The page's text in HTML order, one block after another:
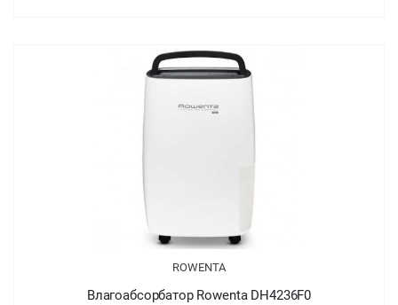
ROWENTA
Влагоабсорбатор Rowenta DH4236F0